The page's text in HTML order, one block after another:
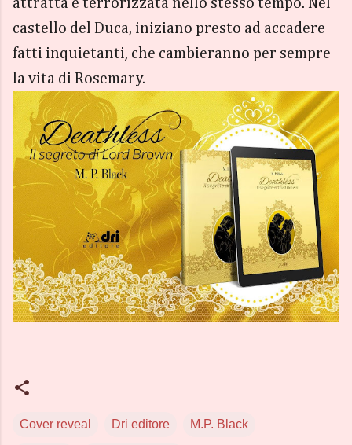
attratta e terrorizzata nello stesso tempo. Nel
castello del Duca, iniziano presto ad accadere
fatti inquietanti, che cambieranno per sempre
la vita di Rosemary.
Cover reveal Dri editore M.P. Black